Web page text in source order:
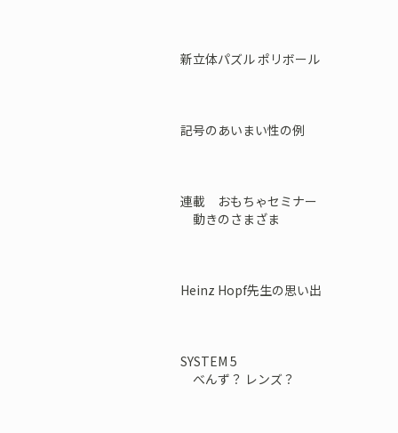
新立体パズル ポリボール
記号のあいまい性の例
連載 おもちゃセミナー
動きのさまざま
Heinz Hopf先生の思い出
SYSTEM 5
べんず？ レンズ？